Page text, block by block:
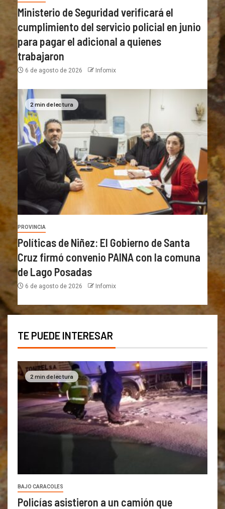
Ministerio de Seguridad verificará el
cumplimiento del servicio policial en junio
para pagar el adicional a quienes
trabajaron
6 de agosto de 2026 Infomix
2 min de lectura
PROVINCIA
Políticas de Niñez: El Gobierno de Santa
Cruz firmó convenio PAINA con la comuna
de Lago Posadas
6 de agosto de 2026 Infomix
TE PUEDE INTERESAR
2 min de lectura
BAJO CARACOLES
Policías asistieron a un camión que